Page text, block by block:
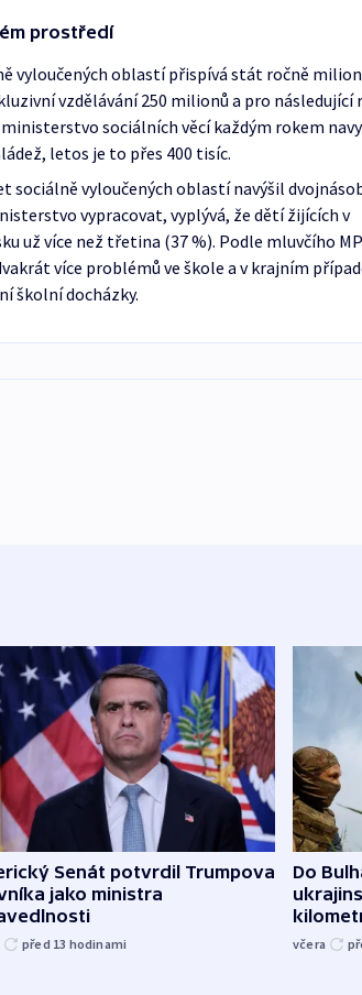
prostředí
vyloučených oblastí přispívá stát ročně
vzdělávání 250 milionů a pro následující
sociálních věcí každým rokem
letos je to přes 400 tisíc.
sociálně vyloučených oblastí navýšil
vypracovat, vyplývá, že dětí žijících v
už více než třetina (37 %). Podle mluvčího
více problémů ve škole a v krajním
školní docházky.
Senát potvrdil Trumpova
jako ministra
před 13 hodinami
Do
včera